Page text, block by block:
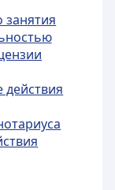
занятия
действия